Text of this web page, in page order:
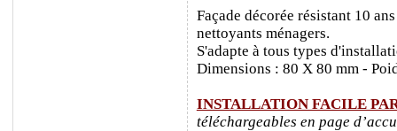
Façade décorée résistant 10
nettoyants ménagers.
S'adapte à tous types
Dimensions : 80 X 80 mm -
INSTALLATION FACILE
téléchargeables en page